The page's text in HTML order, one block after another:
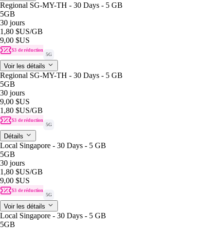
Regional SG-MY-TH - 30 Days - 5 GB
5GB
30 jours
1,80 $US/GB
9,00 $US
$3 de réduction
5G
Voir les détails
Regional SG-MY-TH - 30 Days - 5 GB
5GB
30 jours
9,00 $US
1,80 $US/GB
$3 de réduction
5G
Détails
Local Singapore - 30 Days - 5 GB
5GB
30 jours
1,80 $US/GB
9,00 $US
$3 de réduction
5G
Voir les détails
Local Singapore - 30 Days - 5 GB
5GB